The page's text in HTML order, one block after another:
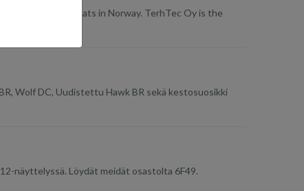
AluFibre™ boats in Norway. TerhTec Oy is the
Wolf DC, Uudistettu Hawk BR sekä kestosuosikki
näyttelyssä. Löydät meidät osastolta 6F49.